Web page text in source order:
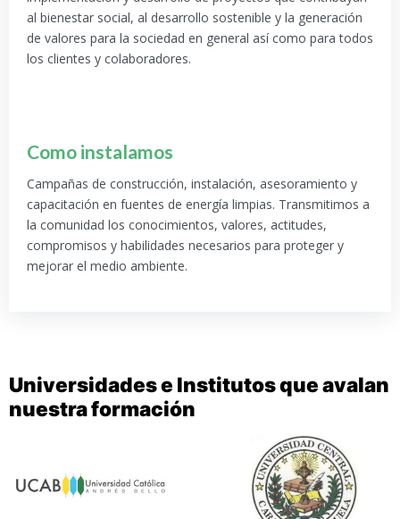
al bienestar social, al desarrollo sostenible y la generación
de valores para la sociedad en general así como para todos
los clientes y colaboradores.
Como instalamos
Campañas de construcción, instalación, asesoramiento y
capacitación en fuentes de energía limpias. Transmitimos a
la comunidad los conocimientos, valores, actitudes,
compromisos y habilidades necesarios para proteger y
mejorar el medio ambiente.
Universidades e Institutos que avalan
nuestra formación